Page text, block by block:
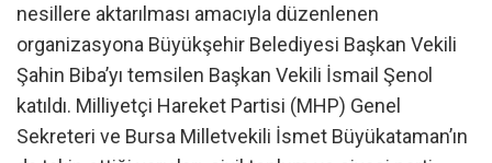
nesillere aktarılması amacıyla düzenlenen
organizasyona Büyükşehir Belediyesi Başkan Vekili
Şahin Biba’yı temsilen Başkan Vekili İsmail Şenol
katıldı. Milliyetçi Hareket Partisi (MHP) Genel
Sekreteri ve Bursa Milletvekili İsmet Büyükataman’ın